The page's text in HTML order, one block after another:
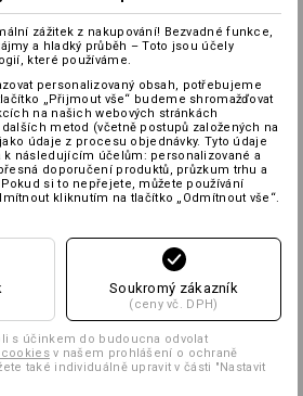
zážitek z nakupování! Bezvadné funkce,
a hladký průběh – Toto jsou účely
které používáme.
personalizovaný obsah, potřebujeme
„Přijmout vše“ budeme shromažďovat
na našich webových stránkách
metod (včetně postupů založených na
údaje z procesu objednávky. Tyto údaje
následujícím účelům: personalizované a
doporučení produktů, průzkum trhu a
si to nepřejete, můžete používání
kliknutím na tlačítko „Odmítnout vše“.
Soukromý zákazník
(ceny vč. DPH)
s účinkem do budoucna odvolat
cookiesv našem prohlášení o ochraně
také individuálně upravit v části "Nastavit